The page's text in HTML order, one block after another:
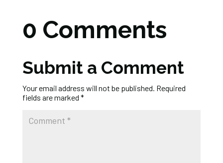
0 Comments
Submit a Comment
Your email address will not be published. Required
fields are marked *